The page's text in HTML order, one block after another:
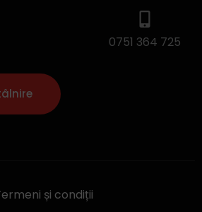
0751 364 725
și condiții